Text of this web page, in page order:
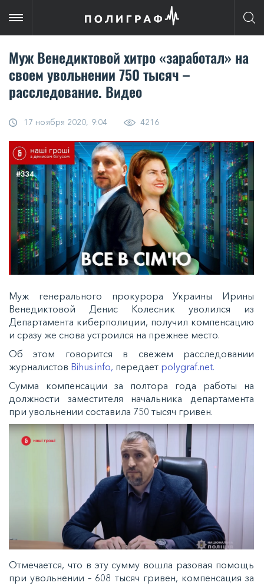
Муж Венедиктовой хитро «заработал» на
своем увольнении 750 тысяч –
расследование. Видео
17 ноября 2020, 9:04 4216
Муж генерального прокурора Украины Ирины
Венедиктовой Денис Колесник уволился из
Департамента киберполиции, получил компенсацию
и сразу же снова устроился на прежнее место.
Об этом говорится в свежем расследовании
журналистов Bihus.info, передает polygraf.net.
Сумма компенсации за полтора года работы на
должности заместителя начальника департамента
при увольнении составила 750 тысяч гривен.
Отмечается, что в эту сумму вошла разовая помощь
при увольнении – 608 тысяч гривен, компенсация за